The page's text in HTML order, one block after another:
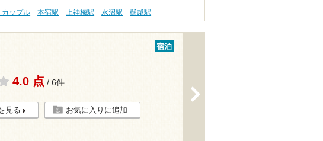
カップル 本宿駅 上神梅駅 水沼駅 樋越駅
宿泊
4.0 点 / 6件
見る お気に入りに追加